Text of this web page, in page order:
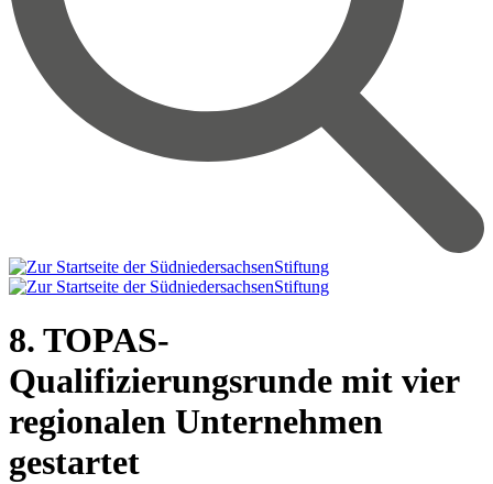
8. TOPAS-
Qualifizierungsrunde mit vier
regionalen Unternehmen
gestartet